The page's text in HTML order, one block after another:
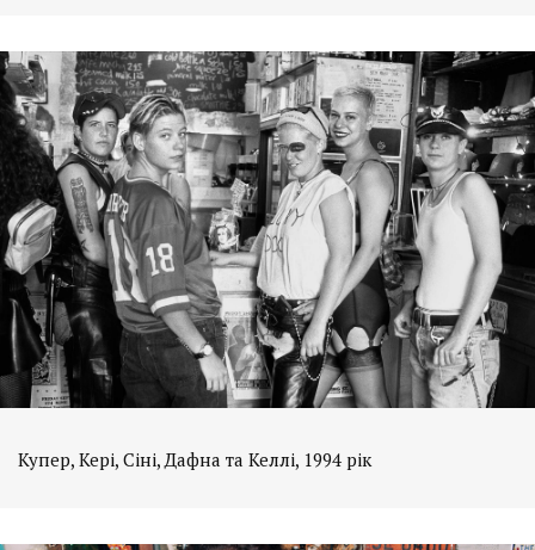
Купер, Кері, Сіні, Дафна та Келлі, 1994 рік